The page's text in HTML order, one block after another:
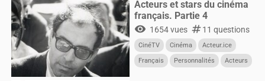
Acteurs et stars du cinéma
français. Partie 4
visibility 1654 vues numbers11 questions
CinéTV Cinéma
Acteur.ice
Français
Personnalités Acteurs